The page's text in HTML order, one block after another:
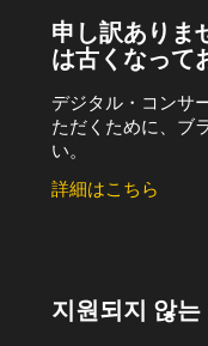
申し訳ありま
は古くなって
デジタル・コンサ
ただくために、ブ
い。
詳細はこちら
지원되지 않